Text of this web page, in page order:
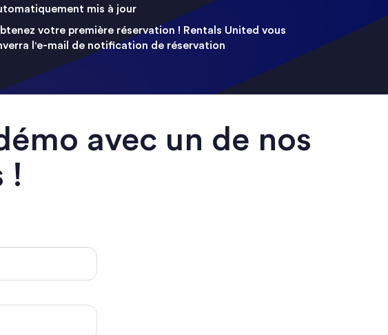
mis à jour
votre première réservation ! Rentals United vous
l'e-mail de notification de réservation
avec un de nos
!